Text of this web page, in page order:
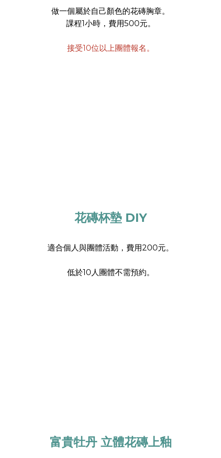
做一個屬於自己顏色的花磚胸章。
課程1小時，費用500元。
接受10位以上團體報名。
花磚杯墊 DIY
適合個人與團體活動，費用200元。
低於10人團體不需預約。
富貴牡丹 立體花磚上釉